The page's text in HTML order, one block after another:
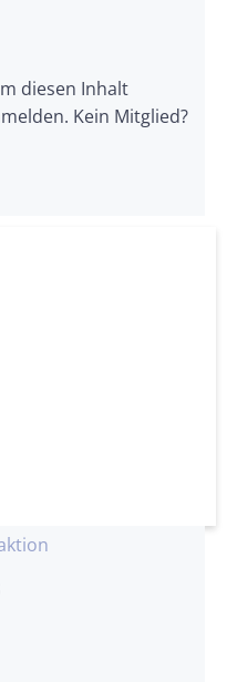
diesen Inhalt
Kein Mitglied?